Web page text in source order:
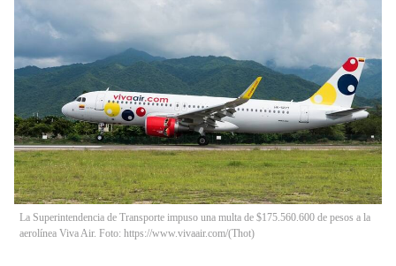
La Superintendencia de Transporte impuso una multa de $175.560.600 de pesos a la
aerolínea Viva Air. Foto: https://www.vivaair.com/(Thot)